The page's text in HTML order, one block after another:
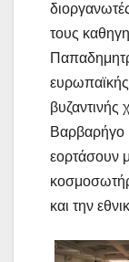
τους
Βαρβαρήγο
εορτάσουν
και την